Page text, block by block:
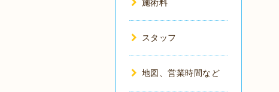
施術料
スタッフ
地図、営業時間など